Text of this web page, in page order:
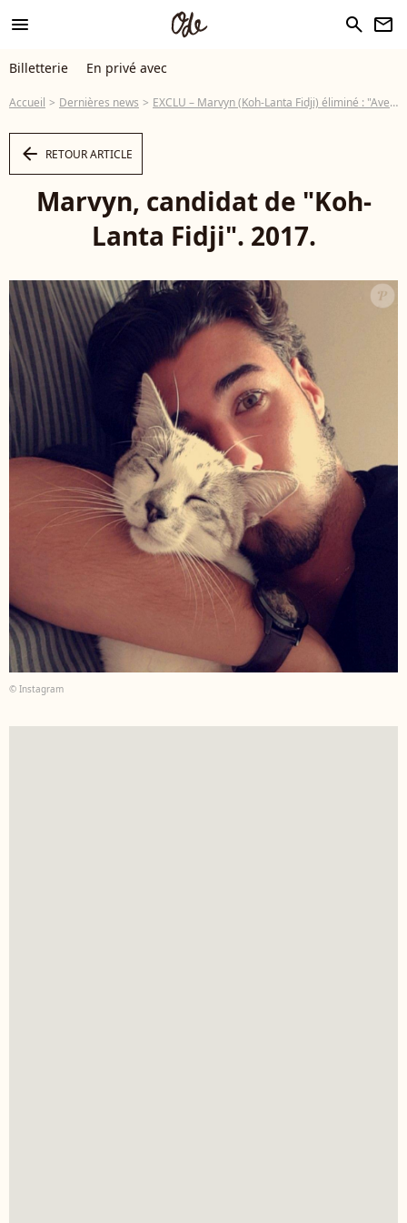
menu search newsletter
Billetterie En privé avec
Accueil Dernières news EXCLU – Marvyn (Koh-Lanta Fidji) éliminé : "Avec Mél, on s'est expliqué..."
arrow_left RETOUR ARTICLE
Marvyn, candidat de "Koh-
Lanta Fidji". 2017.
© Instagram